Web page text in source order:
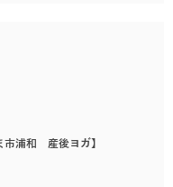
市浦和 産後ヨガ】